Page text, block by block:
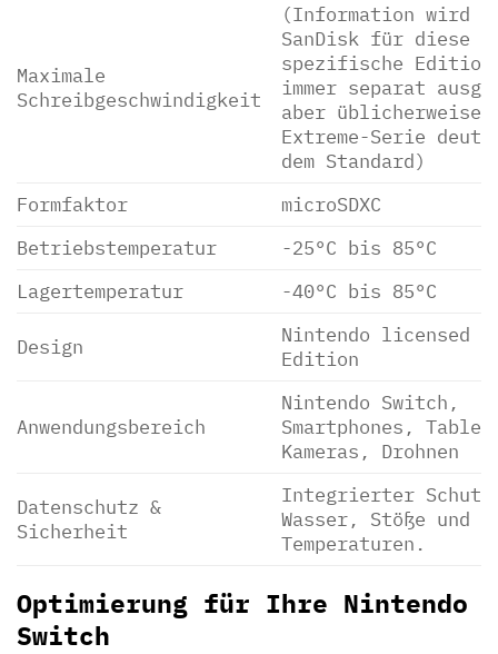
Maximale
Schreibgeschwindigkeit
(Information wird
SanDisk für diese
spezifische
immer separat
aber
Extreme-Serie
dem Standard)
Formfaktor
microSDXC
Betriebstemperatur
-25°C bis 85°C
Lagertemperatur
-40°C bis 85°C
Design
Nintendo licensed
Edition
Anwendungsbereich
Nintendo Switch,
Smartphones,
Kameras, Drohnen
Datenschutz &
Sicherheit
Integrierter Schutz
Wasser, Stöße und
Temperaturen.
Optimierung für Ihre Nintendo
Switch